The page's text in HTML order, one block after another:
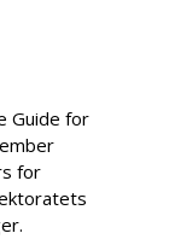
Guide for
for